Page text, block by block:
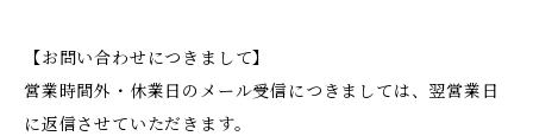
【お問い合わせにつきまして】
営業時間外・休業日のメール受信につきましては、翌営業日
に返信させていただきます。